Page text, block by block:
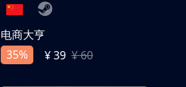
电商大亨
35%
¥ 39 ¥ 60